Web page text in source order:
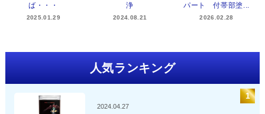
ば・・・
2025.01.29
浄
2024.08.21
パート 付帯部塗...
2026.02.28
人気ランキング
2024.04.27